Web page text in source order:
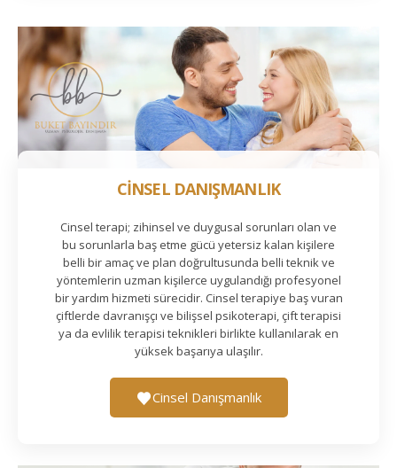
CİNSEL DANIŞMANLIK
Cinsel terapi; zihinsel ve duygusal sorunları olan ve
bu sorunlarla baş etme gücü yetersiz kalan kişilere
belli bir amaç ve plan doğrultusunda belli teknik ve
yöntemlerin uzman kişilerce uygulandığı profesyonel
bir yardım hizmeti sürecidir. Cinsel terapiye baş vuran
çiftlerde davranışçı ve bilişsel psikoterapi, çift terapisi
ya da evlilik terapisi teknikleri birlikte kullanılarak en
yüksek başarıya ulaşılır.
Cinsel Danışmanlık